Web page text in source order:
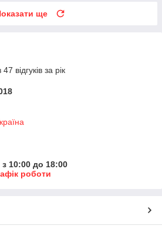
ще
відгуків за рік
10:00 до 18:00
роботи